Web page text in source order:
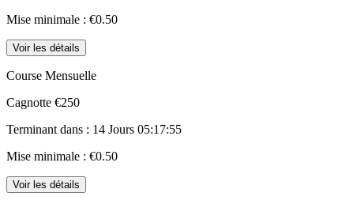
Mise minimale : €0.50
Voir les détails
Course Mensuelle
Cagnotte €250
Terminant dans : 14 Jours 05:17:55
Mise minimale : €0.50
Voir les détails